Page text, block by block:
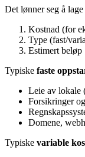
Det lønner seg å
Kostnad (for
Type (fast/
Estimert beløp
Typiske faste
Leie av lokale
Forsikringer
Domene,
Typiske variable